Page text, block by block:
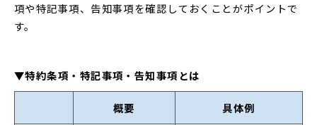
項や特記事項、告知事項を確認しておくことがポイントで
す。
▼特約条項・特記事項・告知事項とは
概要 具体例